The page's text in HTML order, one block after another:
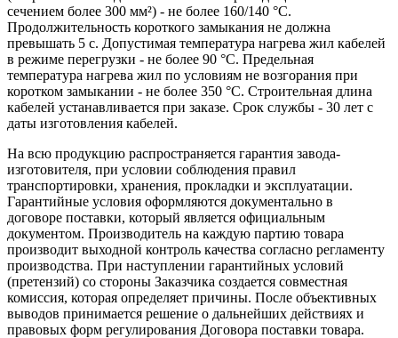
сечением более 300 мм²) - не более 160/140 °С.
Продолжительность короткого замыкания не должна
превышать 5 с. Допустимая температура нагрева жил кабелей
в режиме перегрузки - не более 90 °С. Предельная
температура нагрева жил по условиям не возгорания при
коротком замыкании - не более 350 °С. Строительная длина
кабелей устанавливается при заказе. Срок службы - 30 лет с
даты изготовления кабелей.
На всю продукцию распространяется гарантия завода-
изготовителя, при условии соблюдения правил
транспортировки, хранения, прокладки и эксплуатации.
Гарантийные условия оформляются документально в
договоре поставки, который является официальным
документом. Производитель на каждую партию товара
производит выходной контроль качества согласно регламенту
производства. При наступлении гарантийных условий
(претензий) со стороны Заказчика создается совместная
комиссия, которая определяет причины. После объективных
выводов принимается решение о дальнейших действиях и
правовых форм регулирования Договора поставки товара.